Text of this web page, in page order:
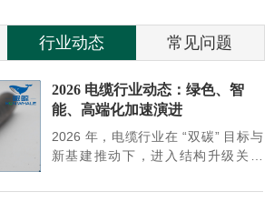
行业动态 常见问题
2026 电缆行业动态：绿色、智
能、高端化加速演进
2026 年，电缆行业在 “双碳” 目标与
新基建推动下，进入结构升级关键
大清晰趋势，市场格局持续优化。